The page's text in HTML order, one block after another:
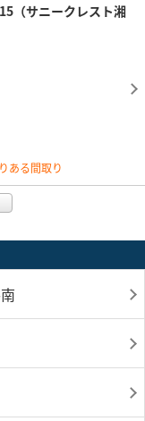
（サニークレスト湘
ある間取り